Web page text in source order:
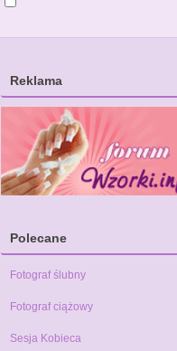
Reklama
Polecane
Fotograf ślubny
Fotograf ciążowy
Sesja Kobieca